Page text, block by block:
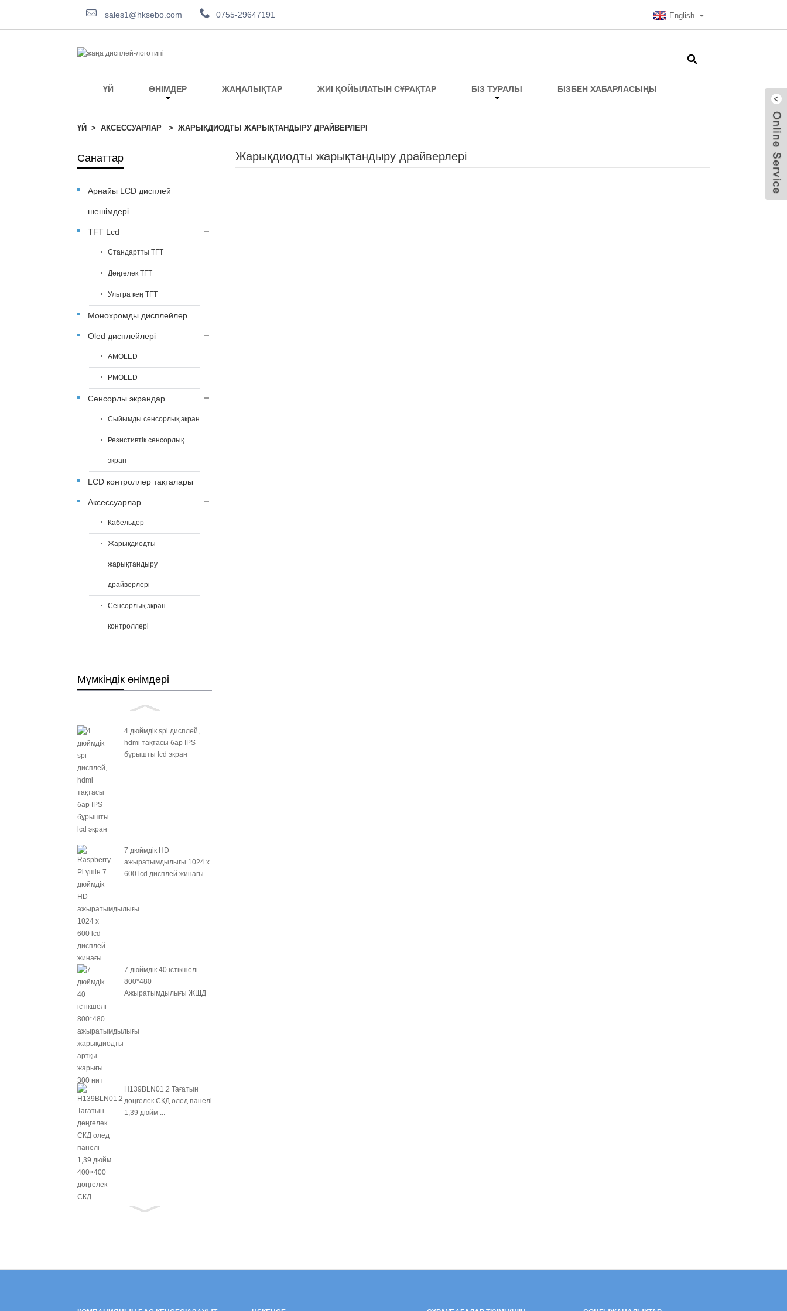
English
0755-29647191
sales1@hksebo.com
ҮЙ ӨНІМДЕР ЖАҢАЛЫҚТАР ЖИІ ҚОЙЫЛАТЫН СҰРАҚТАР БІЗ ТУРАЛЫ БІЗБЕН ХАБАРЛАСЫҢЫ
ҮЙ АКСЕССУАРЛАР ЖАРЫҚДИОДТЫ ЖАРЫҚТАНДЫРУ ДРАЙВЕРЛЕРІ
Санаттар
Арнайы LCD дисплей
шешімдері
TFT Lcd
Стандартты TFT
Дөңгелек TFT
Ультра кең TFT
Монохромды дисплейлер
Oled дисплейлері
AMOLED
PMOLED
Сенсорлы экрандар
Сыйымды сенсорлық экран
Резистивтік сенсорлық
экран
LCD контроллер тақталары
Аксессуарлар
Кабельдер
Жарықдиодты
жарықтандыру
драйверлері
Сенсорлық экран
контроллері
Мүмкіндік өнімдері
4 дюймдік spi дисплей,
hdmi тақтасы бар IPS
бұрышты lcd экран
7 дюймдік HD
ажыратымдылығы 1024 x
600 lcd дисплей жинағы...
7 дюймдік 40 істікшелі
800*480
Ажыратымдылығы ЖШД
H139BLN01.2 Тағатын
дөңгелек СКД олед панелі
1,39 дюйм ...
Жарықдиодты жарықтандыру драйверлері